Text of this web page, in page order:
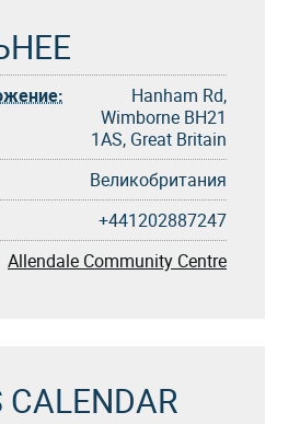
Hanham Rd,
Wimborne BH21
1AS, Great Britain
Великобритания
+441202887247
Allendale Community Centre
CALENDAR